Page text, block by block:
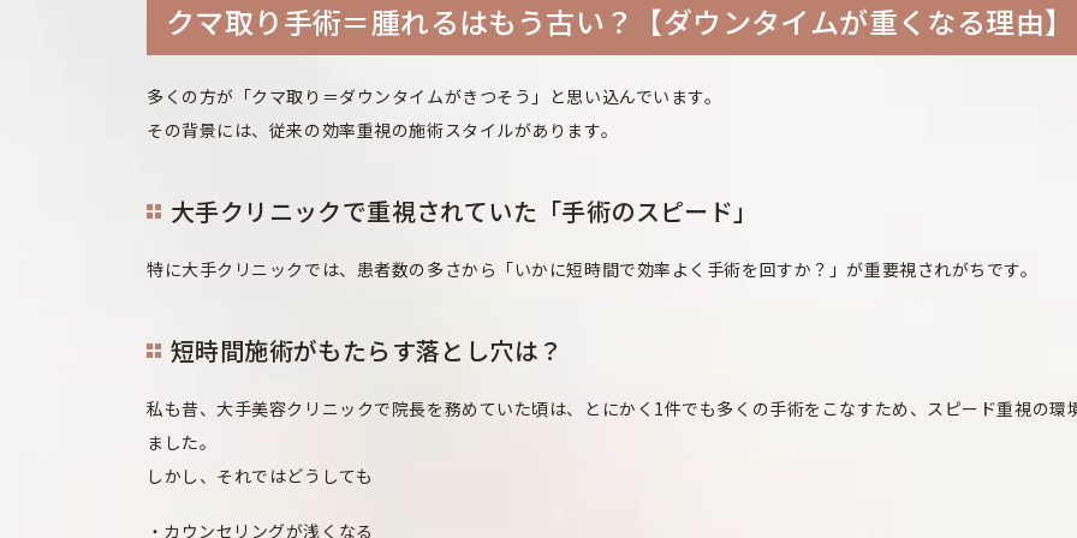
クマ取り手術＝腫れるはもう古い？【ダウンタイムが重くなる理由】
多くの方が「クマ取り＝ダウンタイムがきつそう」と思い込んでいます。
その背景には、従来の効率重視の施術スタイルがあります。
大手クリニックで重視されていた「手術のスピード」
特に大手クリニックでは、患者数の多さから「いかに短時間で効率よく手術を回すか？」が重要視されがちです。
短時間施術がもたらす落とし穴は？
私も昔、大手美容クリニックで院長を務めていた頃は、とにかく1件でも多くの手術をこなすため、スピード重視の環
ました。
しかし、それではどうしても
カウンセリングが浅くなる